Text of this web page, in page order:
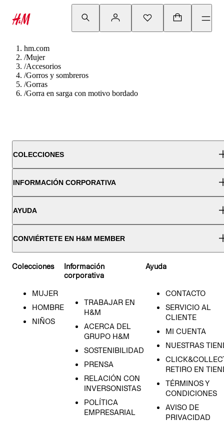
hm.com
/Mujer
/Accesorios
/Gorros y sombreros
/Gorras
/Gorra en sarga con motivo bordado
COLECCIONES
INFORMACIÓN CORPORATIVA
AYUDA
CONVIÉRTETE EN H&M MEMBER
Colecciones
MUJER
HOMBRE
NIÑOS
Información
corporativa
TRABAJAR EN
H&M
ACERCA DEL
GRUPO H&M
SOSTENIBILIDAD
PRENSA
RELACIÓN CON
INVERSONISTAS
POLÍTICA
EMPRESARIAL
Ayuda
CONTACTO
SERVICIO AL
CLIENTE
MI CUENTA
NUESTRAS
RETIRO EN
TÉRMINOS Y
CONDICIONES
AVISO DE
PRIVACIDAD